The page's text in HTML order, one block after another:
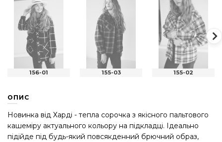
156-01 155-03 155-02
ОПИС
Новинка від Харді - тепла сорочка з якісного пальтового
кашеміру актуального кольору на підкладці. Ідеально
підійде під будь-який повсякденний брючний образ,